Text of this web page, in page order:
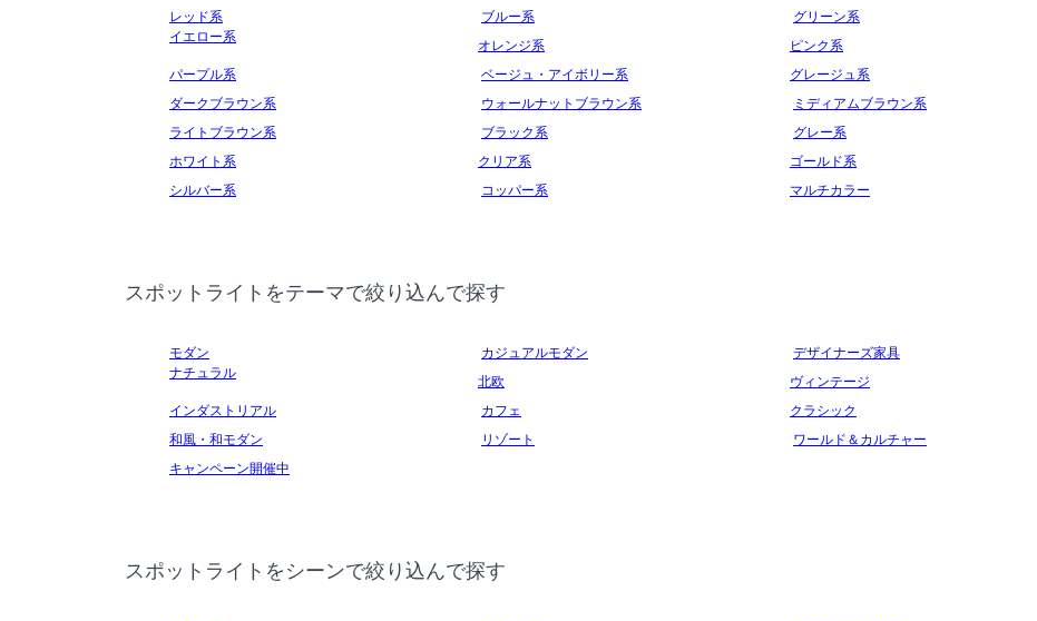
レッド系 ブルー系
グリーン系
イエロー系
オレンジ系
ピンク系
パープル系
ベージュ・アイボリー系
グレージュ系
ダークブラウン系
ウォールナットブラウン系
ミディアムブラウン系
ライトブラウン系
ブラック系
グレー系
ホワイト系
クリア系
ゴールド系
シルバー系
コッパー系 マルチカラー
スポットライトをテーマで絞り込んで探す
モダン カジュアルモダン
デザイナーズ家具
ナチュラル
北欧
ヴィンテージ
インダストリアル
カフェ
クラシック
和風・和モダン
リゾート
ワールド＆カルチャー
キャンペーン開催中
スポットライトをシーンで絞り込んで探す